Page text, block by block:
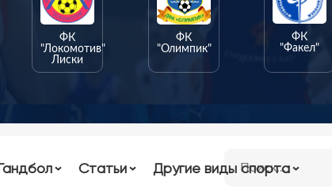
ФК
"Локомотив"
Лиски
ФК
"Олимпик"
ФК
"Факел"
Статьи Другие виды спорта